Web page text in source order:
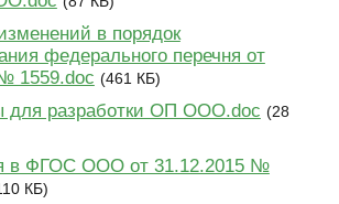
в порядок
федерального перечня от
1559.doc (461 КБ)
для разработки ОП ООО.doc (28
в ФГОС ООО от 31.12.2015 №
КБ)